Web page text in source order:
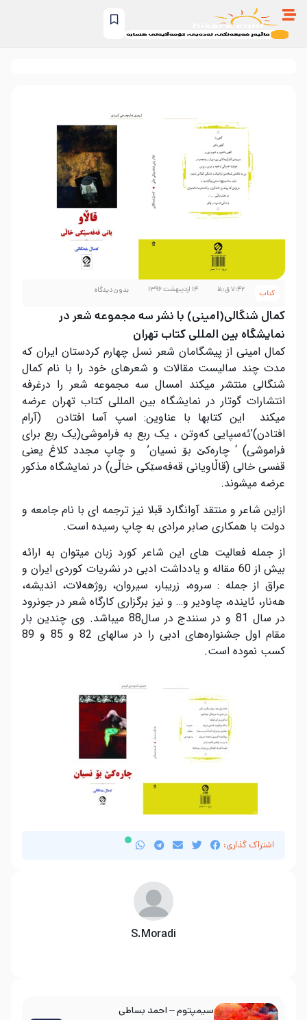
کتاب ۷:۴۲ ق٫ظ ۱۴ اردیبهشت ۱۳۹۶ بدون دیدگاه
کمال شنگالی(امینی) با نشر سە مجموعە شعر در
نمایشگاە بین المللی کتاب تهران
کمال امینی از پیشگامان شعر نسل چهارم کردستان ایران کە
مدت چند سالیست مقالات و شعرهای خود را با نام کمال
شنگالی منتشر میکند امسال سە مجموعە شعر را درغرفە
انتشارات گوتار در نمایشگاە بین المللی کتاب تهران عرضە
میکند این کتابها با عناوین: اسپ آسا افتادن (آرام
افتادن)’ئەسپایی کەوتن ، یک ربع بە فراموشی(یک ربع برای
فراموشی) ‘ چارەکێ بۆ نسیان’ و چاپ مجدد کلاغ یعنی
قفسی خالی (قاڵاویانی قەفەسێکی خاڵی) در نمایشگاە مذکور
عرضە میشوند.
ازاین شاعر و منتقد آوانگارد قبلا نیز ترجمە ای با نام جامعە و
دولت با همکاری صابر مرادی بە چاپ رسیدە است.
از جملە فعالیت های این شاعر کورد زبان میتوان بە ارائە
بیش از 60 مقالە و یادداشت ادبی در نشریات کوردی ایران و
عراق از جملە : سروە، زریبار، سیروان، روژهەلات، اندیشە،
هەنار، ئایندە، چاودیر و… و نیز برگزاری کارگاە شعر در جونرود
در سال 81 و در سنندج در سال88 میباشد. وی چندین بار
مقام اول جشنوارەهای ادبی را در سالهای 82 و 85 و 89
کسب نمودە است.
اشتراک گذاری:
S.Moradi
سیمپتوم – احمد بساطی